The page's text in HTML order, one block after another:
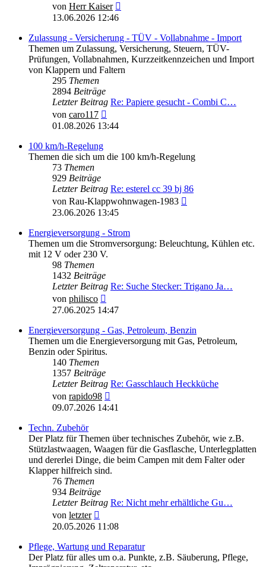
von Herr Kaiser
13.06.2026 12:46
Zulassung - Versicherung - TÜV - Vollabnahme - Import
Themen um Zulassung, Versicherung, Steuern, TÜV-
Prüfungen, Vollabnahmen, Kurzzeitkennzeichen und Import
von Klappern und Faltern
295 Themen
2894 Beiträge
Letzter Beitrag Re: Papiere gesucht - Combi C…
von caro117
Beitrag
01.08.2026 13:44
100 km/h-Regelung
Themen die sich um die 100 km/h-Regelung
73 Themen
929 Beiträge
Letzter Beitrag Re: esterel cc 39 bj 86
von Rau-Klappwohnwagen-1983
23.06.2026 13:45
Energieversorgung - Strom
Themen um die Stromversorgung: Beleuchtung, Kühlen etc.
mit 12 V oder 230 V.
98 Themen
1432 Beiträge
Letzter Beitrag Re: Suche Stecker: Trigano Ja…
von philisco
Beitrag
27.06.2025 14:47
Energieversorgung - Gas, Petroleum, Benzin
Themen um die Energieversorgung mit Gas, Petroleum,
Benzin oder Spiritus.
140 Themen
1357 Beiträge
Letzter Beitrag Re: Gasschlauch Heckküche
von rapido98
Beitrag
09.07.2026 14:41
Techn. Zubehör
Der Platz für Themen über technisches Zubehör, wie z.B.
Stützlastwaagen, Waagen für die Gasflasche, Unterlegplatten
und dererlei Dinge, die beim Campen mit dem Falter oder
Klapper hilfreich sind.
76 Themen
934 Beiträge
Letzter Beitrag Re: Nicht mehr erhältliche Gu…
von letzter
Beitrag
20.05.2026 11:08
Pflege, Wartung und Reparatur
Der Platz für alles um o.a. Punkte, z.B. Säuberung, Pflege,